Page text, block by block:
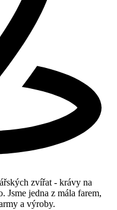
zvířat - krávy na
Jsme jedna z mála farem,
a výroby.